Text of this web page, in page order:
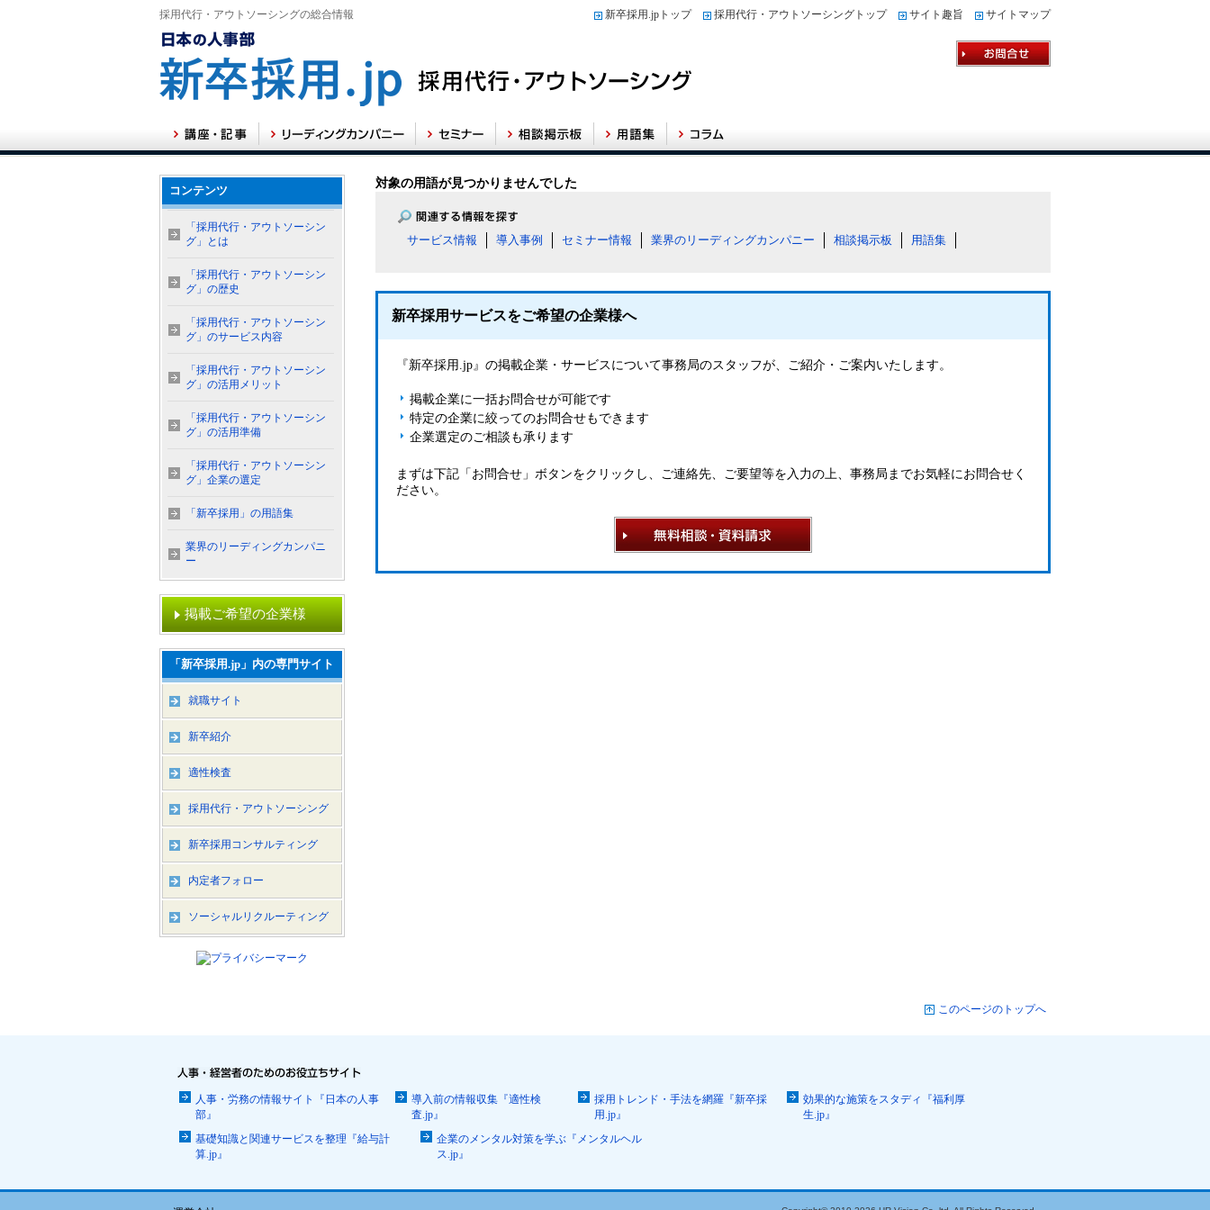
採用代行・アウトソーシングの総合情報 新卒採用.jpトップ 採用代行・アウトソーシングトップ サイト趣旨 サイトマップ
対象の用語が見つかりませんでした
サービス情報 導入事例 セミナー情報 業界のリーディングカンパニー 相談掲示板 用語集
新卒採用サービスをご希望の企業様へ
『新卒採用.jp』の掲載企業・サービスについて事務局のスタッフが、ご紹介・ご案内いたします。
掲載企業に一括お問合せが可能です
特定の企業に絞ってのお問合せもできます
企業選定のご相談も承ります
まずは下記「お問合せ」ボタンをクリックし、ご連絡先、ご要望等を入力の上、事務局までお気軽にお問合せく
ださい。
コンテンツ
「採用代行・アウトソーシン
グ」とは
「採用代行・アウトソーシン
グ」の歴史
「採用代行・アウトソーシン
グ」のサービス内容
「採用代行・アウトソーシン
グ」の活用メリット
「採用代行・アウトソーシン
グ」の活用準備
「採用代行・アウトソーシン
グ」企業の選定
「新卒採用」の用語集
業界のリーディングカンパニ
ー
掲載ご希望の企業様
「新卒採用.jp」内の専門サイト
就職サイト
新卒紹介
適性検査
採用代行・アウトソーシング
新卒採用コンサルティング
内定者フォロー
ソーシャルリクルーティング
このページのトップへ
人事・労務の情報サイト『日本の人事
部』
導入前の情報収集『適性検
査.jp』
採用トレンド・手法を網羅『新卒採
用.jp』
効果的な施策をスタディ『福利厚
生.jp』
基礎知識と関連サービスを整理『給与計
算.jp』
企業のメンタル対策を学ぶ『メンタルヘル
ス.jp』